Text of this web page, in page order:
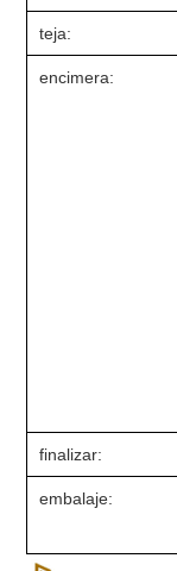
teja:
encimera:
finalizar:
embalaje: